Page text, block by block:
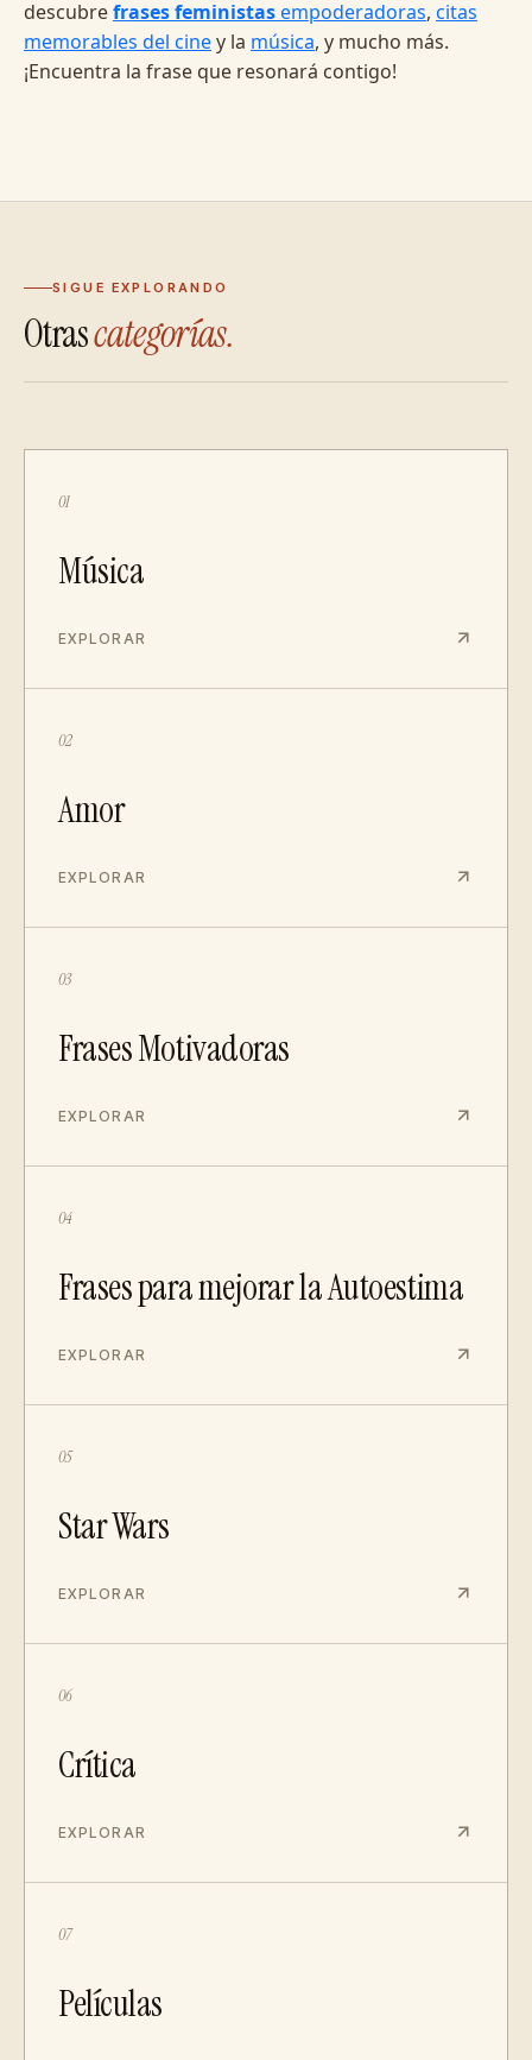
descubrefrases feministasempoderadoras, citas
memorables del ciney la música, y mucho más.
¡Encuentra la frase que resonará contigo!
SIGUE EXPLORANDO
Otrascategorías.
01
Música
EXPLORAR
02
Amor
EXPLORAR
03
Frases Motivadoras
EXPLORAR
04
Frases para mejorar la Autoestima
EXPLORAR
05
Star Wars
EXPLORAR
06
Crítica
EXPLORAR
07
Películas